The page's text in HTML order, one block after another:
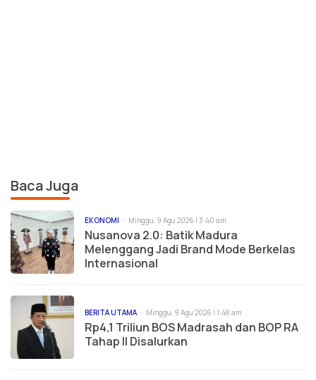
Baca Juga
EKONOMI Minggu, 9 Agu 2026 | 3:40 am
Nusanova 2.0: Batik Madura
Melenggang Jadi Brand Mode Berkelas
Internasional
BERITA UTAMA Minggu, 9 Agu 2026 | 1:48 am
Rp4,1 Triliun BOS Madrasah dan BOP RA
Tahap II Disalurkan